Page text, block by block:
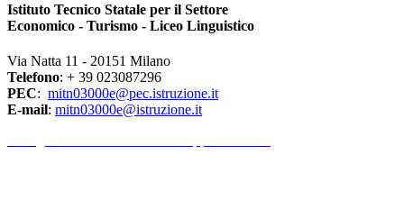
Istituto Tecnico Statale per il Settore
Economico - Turismo - Liceo Linguistico
Via Natta 11 - 20151 Milano
Telefono: + 39 023087296
PEC: mitn03000e@pec.istruzione.it
E-mail: mitn03000e@istruzione.it